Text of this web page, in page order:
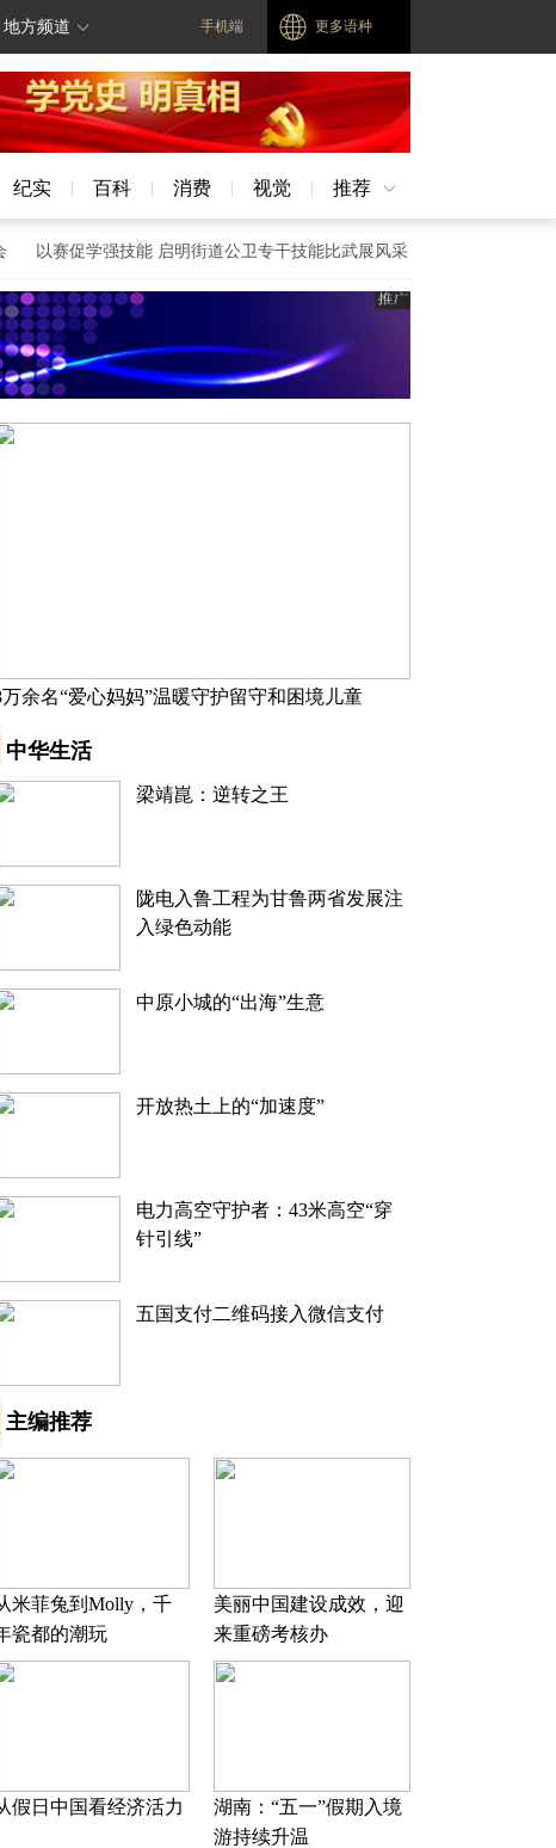
地方频道 手机端 更多语种
纪实 百科 消费 视觉 推荐
促学强技能 启明街道公卫专干技能比武展风采 熙春路社区开展“人人
万余名“爱心妈妈”温暖守护留守和困境儿童
中华生活
梁靖崑：逆转之王
陇电入鲁工程为甘鲁两省发展注
入绿色动能
中原小城的“出海”生意
开放热土上的“加速度”
电力高空守护者：43米高空“穿
针引线”
五国支付二维码接入微信支付
主编推荐
米菲兔到Molly，千
瓷都的潮玩
美丽中国建设成效，迎
来重磅考核办
假日中国看经济活力
湖南：“五一”假期入境
游持续升温